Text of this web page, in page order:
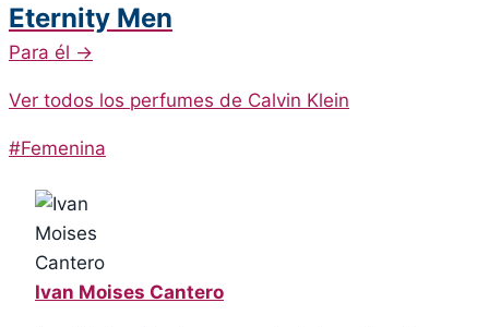
Eternity Men
Para él →
Ver todos los perfumes de Calvin Klein
Post
#Femenina
Ivan Moises Cantero